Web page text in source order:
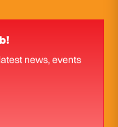
news, events